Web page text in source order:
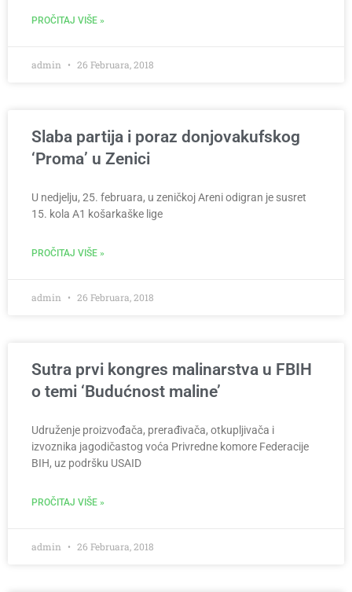
PROČITAJ VIŠE »
admin 26 Februara, 2018
Slaba partija i poraz donjovakufskog
‘Proma’ u Zenici
U nedjelju, 25. februara, u zeničkoj Areni odigran je susret
15. kola A1 košarkaške lige
PROČITAJ VIŠE »
admin 26 Februara, 2018
Sutra prvi kongres malinarstva u FBIH
o temi ‘Budućnost maline’
Udruženje proizvođača, prerađivača, otkupljivača i
izvoznika jagodičastog voća Privredne komore Federacije
BIH, uz podršku USAID
PROČITAJ VIŠE »
admin 26 Februara, 2018